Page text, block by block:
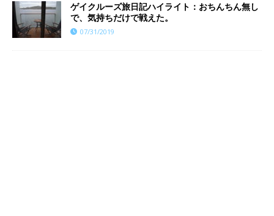
ゲイクルーズ旅日記ハイライト：おちんちん無し
で、気持ちだけで戦えた。
07/31/2019